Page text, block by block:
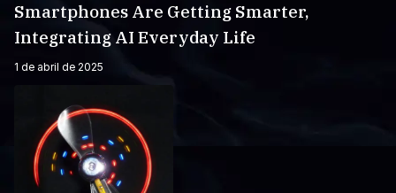
Smartphones Are Getting Smarter,
Integrating AI Everyday Life
1 de abril de 2025